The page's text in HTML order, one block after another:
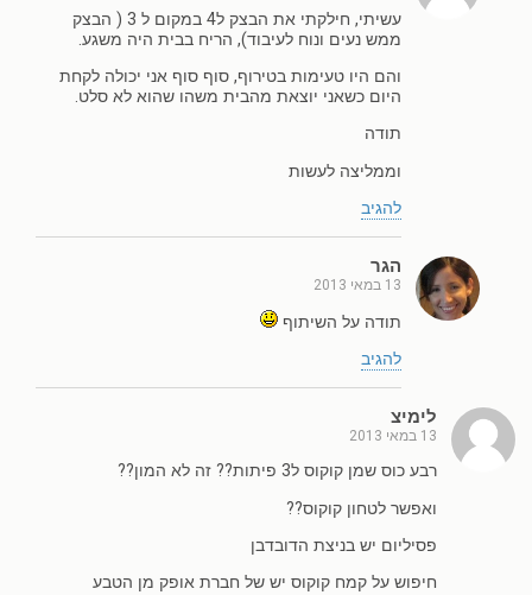
עשיתי, חילקתי את הבצק ל4 במקום ל 3 ( הבצק
ממש נעים ונוח לעיבוד), הריח בבית היה משגע.
והם היו טעימות בטירוף, סוף סוף אני יכולה לקחת
היום כשאני יוצאת מהבית משהו שהוא לא סלט.
תודה
וממליצה לעשות
להגיב
הגר
13 במאי 2013
תודה על השיתוף
להגיב
לימיצ
13 במאי 2013
רבע כוס שמן קוקוס ל3 פיתות?? זה לא המון??
ואפשר לטחון קוקוס??
פסיליום יש בניצת הדובדבן
חיפוש על קמח קוקוס יש של חברת אופק מן הטבע